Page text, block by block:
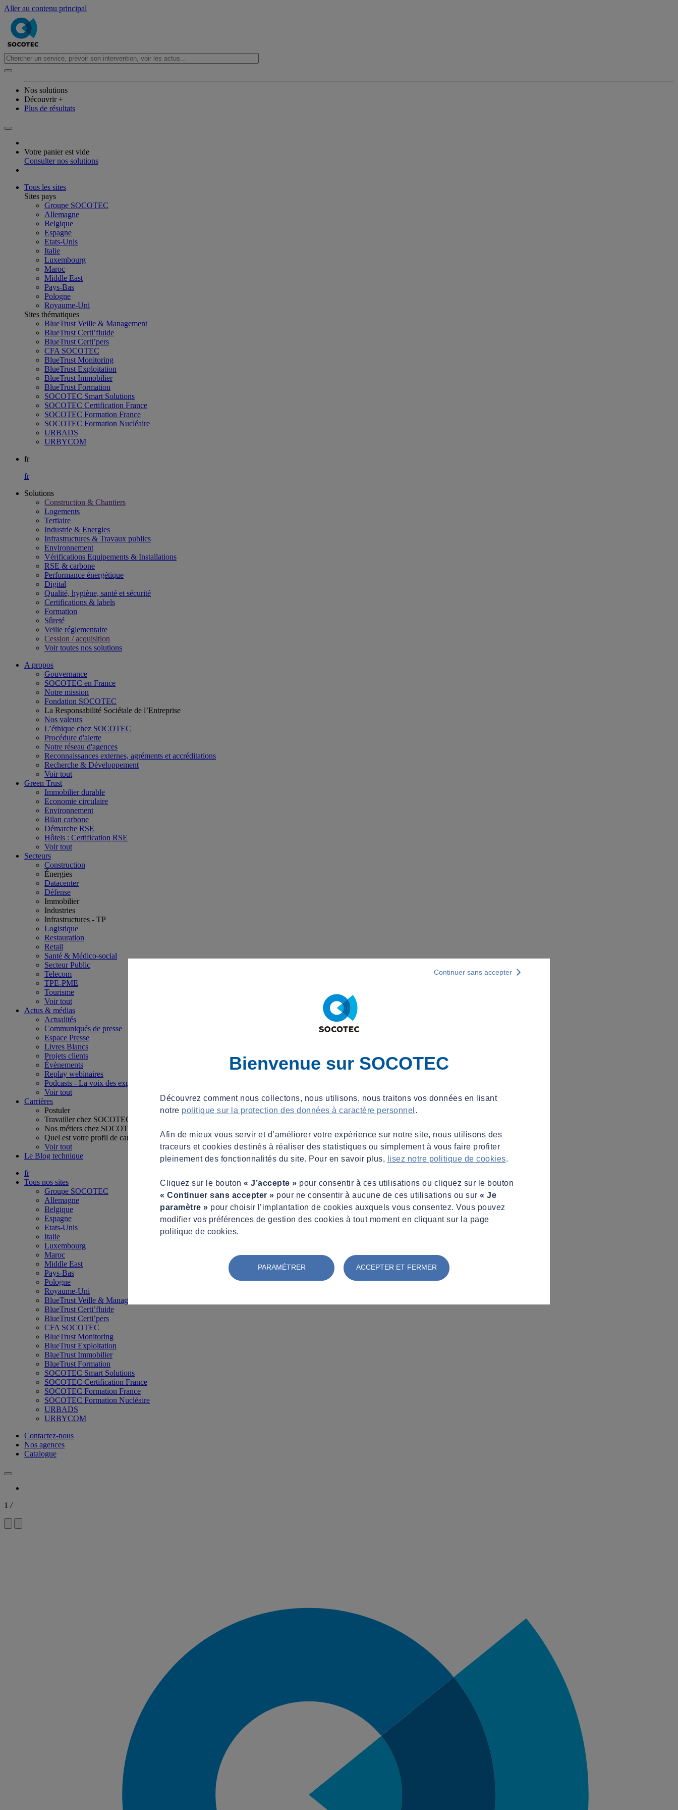
Aller au contenu principal
Nos solutions
Découvrir +
Plus de résultats
Votre panier est vide
Consulter nos solutions
Tous les sites
Sites pays
Groupe SOCOTEC
Allemagne
Belgique
Espagne
Etats-Unis
Italie
Luxembourg
Maroc
Middle East
Pays-Bas
Pologne
Royaume-Uni
Sites thématiques
BlueTrust Veille & Management
BlueTrust Certi’fluide
BlueTrust Certi’pers
CFA SOCOTEC
BlueTrust Monitoring
BlueTrust Exploitation
BlueTrust Immobilier
BlueTrust Formation
SOCOTEC Smart Solutions
SOCOTEC Certification France
SOCOTEC Formation France
SOCOTEC Formation Nucléaire
URBADS
URBYCOM
fr
fr
Solutions
Construction & Chantiers
Logements
Tertiaire​
Industrie & Energies
Infrastructures & Travaux publics​
Environnement​
Vérifications Equipements & Installations​
RSE & carbone​
Performance énergétique​
Digital
Qualité, hygiène, santé et sécurité​
Certifications & labels​
Formation​
Sûreté​
Veille réglementaire
Cession / acquisition​
Voir toutes nos solutions
A propos
Gouvernance
SOCOTEC en France
Notre mission
Fondation SOCOTEC
La Responsabilité Sociétale de l’Entreprise
Nos valeurs
L’éthique chez SOCOTEC
Procédure d'alerte
Notre réseau d'agences
Reconnaissances externes, agréments et accréditations
Recherche & Développement
Voir tout
Green Trust
Immobilier durable
Economie circulaire
Environnement
Bilan carbone
Démarche RSE
Hôtels : Certification RSE
Voir tout
Secteurs
Construction
Énergies
Datacenter
Défense
Immobilier
Industries
Infrastructures - TP
Logistique
Restauration
Retail
Santé & Médico-social
Secteur Public
Telecom
TPE-PME
Tourisme
Voir tout
Actus & médias
Actualités
Communiqués de presse
Espace Presse
Livres Blancs
Projets clients
Évènements
Replay webinaires
Podcasts - La voix des experts
Voir tout
Carrières
Postuler
Travailler chez SOCOTEC
Nos métiers chez SOCOTEC
Quel est votre profil de candidat ?
Voir tout
Le Blog technique
fr
Tous nos sites
Groupe SOCOTEC
Allemagne
Belgique
Espagne
Etats-Unis
Italie
Luxembourg
Maroc
Middle East
Pays-Bas
Pologne
Royaume-Uni
BlueTrust Veille & Management
BlueTrust Certi’fluide
BlueTrust Certi’pers
CFA SOCOTEC
BlueTrust Monitoring
BlueTrust Exploitation
BlueTrust Immobilier
BlueTrust Formation
SOCOTEC Smart Solutions
SOCOTEC Certification France
SOCOTEC Formation France
SOCOTEC Formation Nucléaire
URBADS
URBYCOM
Contactez-nous
Nos agences
Catalogue
1 /
Bienvenue sur SOCOTEC
Découvrez comment nous collectons, nous utilisons, nous traitons vos données en lisant
notre politique sur la protection des données à caractère personnel .
Afin de mieux vous servir et d’améliorer votre expérience sur notre site, nous utilisons des
traceurs et cookies destinés à réaliser des statistiques ou simplement à vous faire profiter
pleinement des fonctionnalités du site. Pour en savoir plus,
lisez notre politique de cookies.
Cliquez sur le bouton « J’accepte » pour consentir à ces utilisations ou cliquez sur le bouton
« Continuer sans accepter » pour ne consentir à aucune de ces utilisations ou sur « Je
paramètre » pour choisir l’implantation de cookies auxquels vous consentez. Vous pouvez
modifier vos préférences de gestion des cookies à tout moment en cliquant sur la page
politique de cookies.
PARAMÉTRER ACCEPTER ET FERMER
Continuer sans accepter